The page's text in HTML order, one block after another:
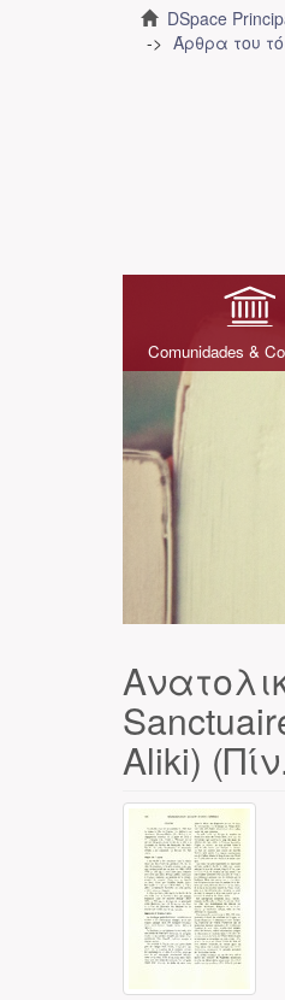
DSpace
Άρθρα του
Comunidades &
Aliki)